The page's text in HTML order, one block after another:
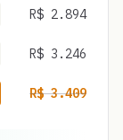
R$ 2.894
R$ 3.246
R$3.409